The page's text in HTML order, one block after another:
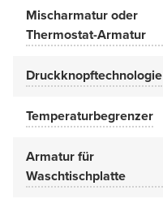
Mischarmatur oder
Thermostat-Armatur
Druckknopftechnologie
Temperaturbegrenzer
Armatur für
Waschtischplatte